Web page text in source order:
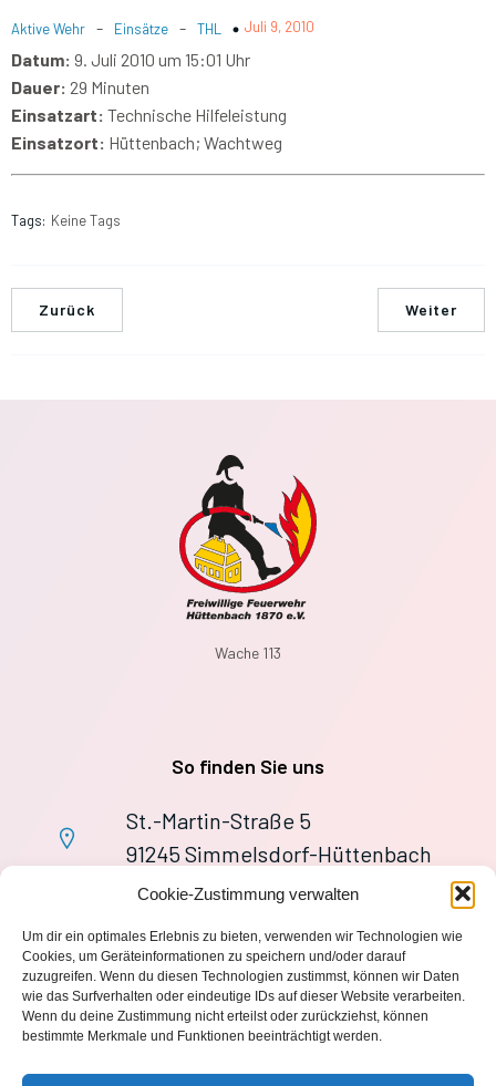
Cookie-Zustimmung verwalten
Um dir ein optimales Erlebnis zu bieten, verwenden wir Technologien wie
Cookies, um Geräteinformationen zu speichern und/oder darauf
zuzugreifen. Wenn du diesen Technologien zustimmst, können wir Daten
wie das Surfverhalten oder eindeutige IDs auf dieser Website verarbeiten.
Wenn du deine Zustimmung nicht erteilst oder zurückziehst, können
bestimmte Merkmale und Funktionen beeinträchtigt werden.
Aktive Wehr - Einsätze - THL Juli 9, 2010
Datum: 9. Juli 2010 um 15:01 Uhr
Dauer: 29 Minuten
Einsatzart: Technische Hilfeleistung
Einsatzort: Hüttenbach; Wachtweg
Tags: Keine Tags
Zurück Weiter
Wache 113
So finden Sie uns
St.-Martin-Straße 5
91245 Simmelsdorf-Hüttenbach
+49 9155 9279727
wache113@ff-huettenbach.de